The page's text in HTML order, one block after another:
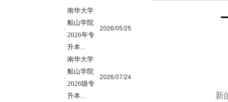
·
南华大学
船山学院
2026年专
升本...
2026/05/25
·
南华大学
船山学院
2026级专
升本...
2026/07/24
新